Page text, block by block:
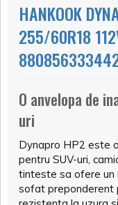
HANKOOK
255/60R18
O anvelopa de
uri
Dynapro HP2 este
pentru SUV-uri,
tinteste sa ofere un
sofat preponderent